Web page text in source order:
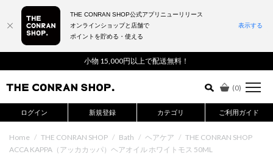
小物 15,000円以上で配送無料！
(0)
ログイン 新規登録 カテゴリ ご利用ガイド
詳細検索はこちら
Home / THE CONRAN SHOP / Bath / ヘアケア / THE CONRAN SHOP
ACCA KAPPA（アッカカッパ）ヘアオイル ホワイトモス 50ML
THE CONRAN SHOP公式アプリニューリリース
オンラインショップと店舗で
ポイントを貯める・使える
表示する